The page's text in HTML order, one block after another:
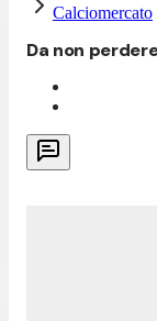
Calciomercato
Da non